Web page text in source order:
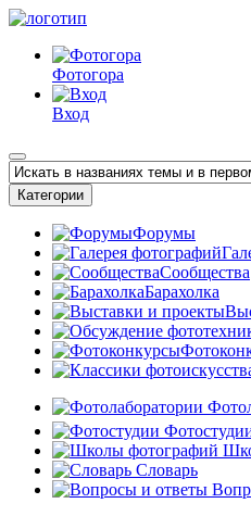
Фотогора
Вход
Категории
Форумы
Сообщества
Барахолка
Словарь